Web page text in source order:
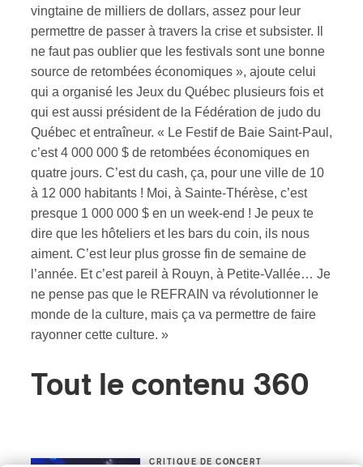
vingtaine de milliers de dollars, assez pour leur
permettre de passer à travers la crise et subsister. Il
ne faut pas oublier que les festivals sont une bonne
source de retombées économiques », ajoute celui
qui a organisé les Jeux du Québec plusieurs fois et
qui est aussi président de la Fédération de judo du
Québec et entraîneur. « Le Festif de Baie Saint-Paul,
c’est 4 000 000 $ de retombées économiques en
quatre jours. C’est du cash, ça, pour une ville de 10
à 12 000 habitants ! Moi, à Sainte-Thérèse, c’est
presque 1 000 000 $ en un week-end ! Je peux te
dire que les hôteliers et les bars du coin, ils nous
aiment. C’est leur plus grosse fin de semaine de
l’année. Et c’est pareil à Rouyn, à Petite-Vallée… Je
ne pense pas que le REFRAIN va révolutionner le
monde de la culture, mais ça va permettre de faire
rayonner cette culture. »
Tout le contenu 360
CRITIQUE DE CONCERT